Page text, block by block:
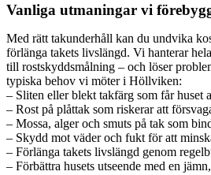
Vanliga utmaningar vi
Med rätt takunderhåll kan du undvika
förlänga takets livslängd. Vi hanterar
till rostskyddsmålning – och löser
typiska behov vi möter i Höllviken:
– Sliten eller blekt takfärg som får huset
– Rost på plåttak som riskerar att
– Mossa, alger och smuts på tak som
– Skydd mot väder och fukt för att
– Förlänga takets livslängd genom
– Förbättra husets utseende med en